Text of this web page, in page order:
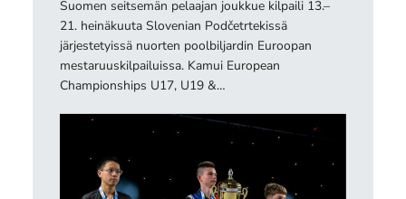
Suomen seitsemän pelaajan joukkue kilpaili 13.–
21. heinäkuuta Slovenian Podčetrtekissä
järjestetyissä nuorten poolbiljardin Euroopan
mestaruuskilpailuissa. Kamui European
Championships U17, U19 &…